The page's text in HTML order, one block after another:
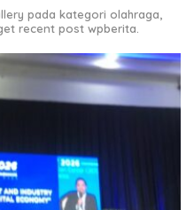
pada kategori olahraga,
recent post wpberita.